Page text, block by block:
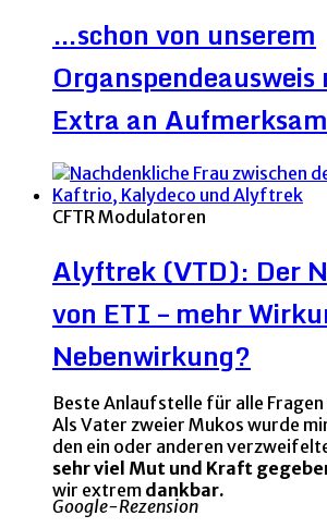
…schon von unserem
Extra an
CFTR Modulatoren
Alyftrek (VTD): Der
von ETI – mehr
Nebenwirkung?
Beste Anlaufstelle für alle Fragen
Als Vater zweier Mukos wurde
den ein oder anderen
sehr viel Mut und Kraft
wir extrem dankbar.
Google-Rezension